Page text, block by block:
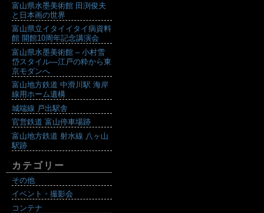
富山県水墨美術館 田渕俊夫
と日本画の世界
富山県立イタイイタイ病資料
館 開館10周年記念講演会
富山県水墨美術館 – 小村雪
岱スタイル―江戸の粋から東
京モダンへ
富山地方鉄道 中滑川駅 海岸
線用ホーム遺構
城端線 戸出駅舎
官営鉄道 富山停車場跡
富山地方鉄道 射水線 八ヶ山
駅跡
カテゴリー
その他
イベント・撮影会
コンテナ